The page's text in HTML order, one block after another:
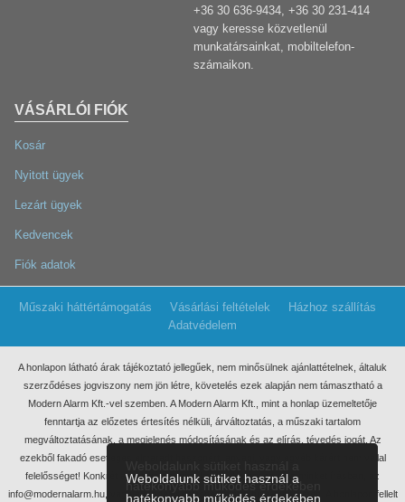
VÁSÁRLÓI FIÓK
Kosár
Nyitott ügyek
Lezárt ügyek
Kedvencek
Fiók adatok
+36 30 636-9434, +36 30 231-414
vagy keresse közvetlenül
munkatársainkat, mobiltelefon-
számaikon.
Műszaki háttértámogatás Vásárlási feltételek
Házhoz szállítás
Adatvédelem
A honlapon látható árak tájékoztató jellegűek, nem minősülnek ajánlattételnek, általuk
szerződéses jogviszony nem jön létre, követelés ezek alapján nem támasztható a
Modern Alarm Kft.-vel szemben. A Modern Alarm Kft., mint a honlap üzemeltetője
fenntartja az előzetes értesítés nélküli, árváltoztatás, a műszaki tartalom
megváltoztatásának, a megjelenés módosításának és az elírás, tévedés jogát. Az
ezekből fakadó esetleges elmaradt haszonért, anyagi, vagy egyéb kárért nem vállal
felelősséget! Konkrét ajánlatkérés miatt kérjük, keressen meg minket írásban, az
info@modernalarm.hu, vagy a rendeles@modernalarm.hu e-mail címen. A honlapon fellelt
hatékonyabb működés érdekében
Weboldalunk sütiket használ a
hatékonyabb működés érdekében.